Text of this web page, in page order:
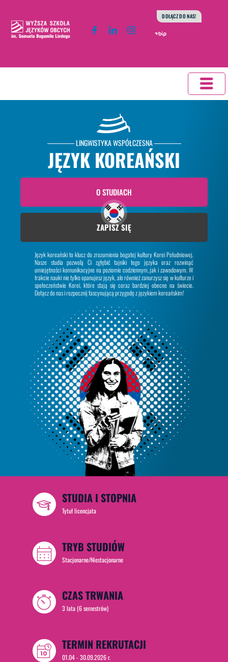
treści
DOŁĄCZ DO NAS!
LINGWISTYKA WSPÓŁCZESNA
JĘZYK KOREAŃSKI
O STUDIACH
ZAPISZ SIĘ
Język koreański to klucz do zrozumienia bogatej kultury Korei Południowej.
Nasze studia pozwolą Ci zgłębić tajniki tego języka oraz rozwinąć
umiejętności komunikacyjne na poziomie codziennym, jak i zawodowym. W
trakcie nauki nie tylko opanujesz język, ale również zanurzysz się w kulturze i
społeczeństwie Korei, które stają się coraz bardziej obecne na świecie.
Dołącz do nas i rozpocznij fascynującą przygodę z językiem koreańskim!
STUDIA I STOPNIA
Tytuł licencjata
TRYB STUDIÓW
Stacjonarne/Niestacjonarne
CZAS TRWANIA
3 lata (6 semestrów)
TERMIN REKRUTACJI
01.04 - 30.09.2026 r.